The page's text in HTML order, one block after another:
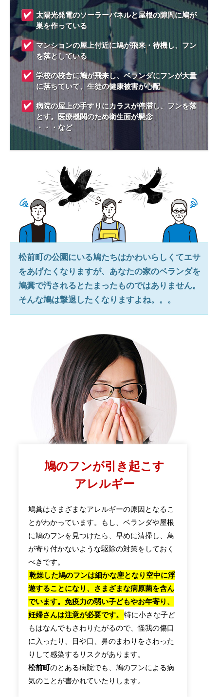
太陽光発電のソーラーパネルと屋根の隙間に鳩が
巣を作っている
マンションの屋上付近に鳩が飛来・待機し、フン
を落としている
学校の校舎に鳩が飛来し、ベランダにフンが大量
に落ちていて、生徒の健康被害が心配
病院の屋上の手すりにカラスが停滞し、フンを落
とす。医療機関のため衛生面が懸念
・・・など
松前町の公園にいる鳩たちはかわいらしくてエサ
をあげたくなりますが、あなたの家のベランダを
鳩糞で汚されるとたまったものではありません。
そんな鳩は撃退したくなりますよね。。。
鳩のフンが引き起こす
アレルギー
鳩糞はさまざまなアレルギーの原因となるこ
とがわかっています。もし、ベランダや屋根
に鳩のフンを見つけたら、早めに清掃し、鳥
が寄り付かないような駆除の対策をしておく
べきです。
乾燥した鳩のフンは細かな塵となり空中に浮
遊することになり、さまざまな病原菌を含ん
でいます。免疫力の弱い子どもやお年寄り、
妊婦さんは注意が必要です。
特に小さな子ど
もはなんでもさわりたがるので、怪我の傷口
に入ったり、目や口、鼻のまわりをさわった
りして感染するリスクがあります。
松前町のとある病院でも、鳩のフンによる病
気のことが書かれていたりします。